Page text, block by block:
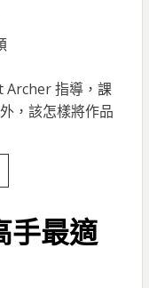
Archer 指導，課
，該怎樣將作品
手最適